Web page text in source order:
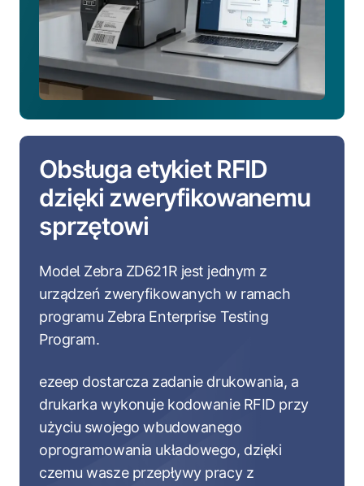
Obsługa etykiet RFID
dzięki zweryfikowanemu
sprzętowi
Model Zebra ZD621R jest jednym z
urządzeń zweryfikowanych w ramach
programu Zebra Enterprise Testing
Program.
ezeep dostarcza zadanie drukowania, a
drukarka wykonuje kodowanie RFID przy
użyciu swojego wbudowanego
oprogramowania układowego, dzięki
czemu wasze przepływy pracy z